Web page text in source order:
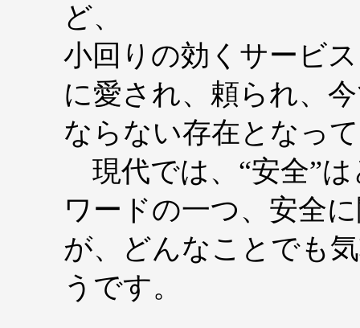
ど、
小回りの効くサービ
に愛され、頼られ、
ならない存在となっ
現代では、“安全”
ワードの一つ、安全
が、どんなことでも
うです。